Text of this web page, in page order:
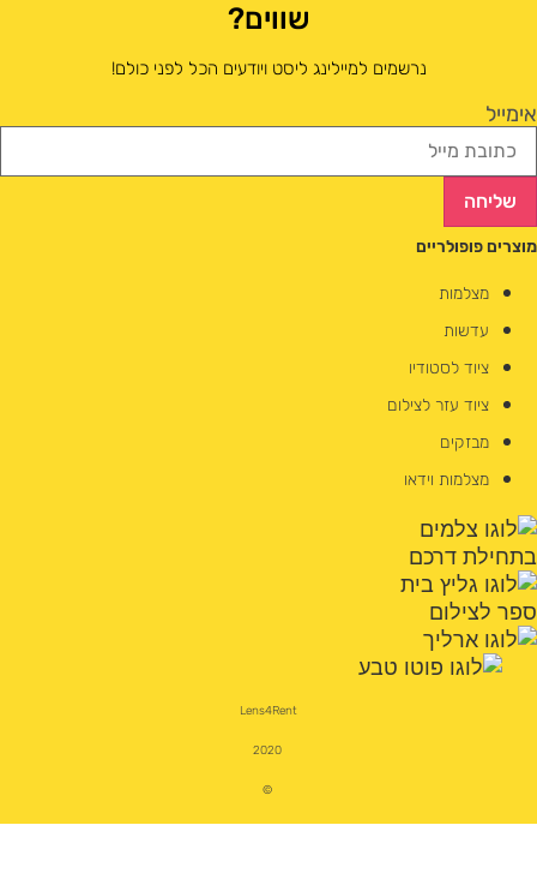
שווים?
נרשמים למיילינג ליסט ויודעים הכל לפני כולם!
אימייל
שליחה
מוצרים פופולריים
מצלמות
עדשות
ציוד לסטודיו
ציוד עזר לצילום
מבזקים
מצלמות וידאו
Lens4Rent
2020
©